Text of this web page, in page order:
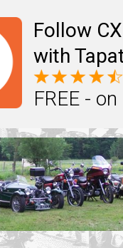
Follow
with
FREE -